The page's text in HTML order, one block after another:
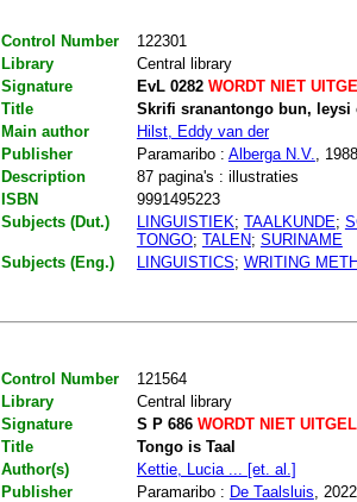
Control Number
122301
Library
Central library
Signature
EvL 0282WORDT NIET
Title
Skrifi sranantongo bun, leysi
Main author
Hilst, Eddy van der
Publisher
Paramaribo : Alberga N.V.
, 1988
Description
87 pagina's : illustraties
ISBN
9991495223
Subjects (Dut.)
LINGUISTIEK; TAALKUNDE;
TONGO; TALEN; SURINAME
Subjects (Eng.)
LINGUISTICS; WRITING
Control Number
121564
Library
Central library
Signature
S P 686WORDT NIET
Title
Tongo is Taal
Author(s)
Kettie, Lucia ... [et. al.]
Publisher
Paramaribo : De Taalsluis , 2022